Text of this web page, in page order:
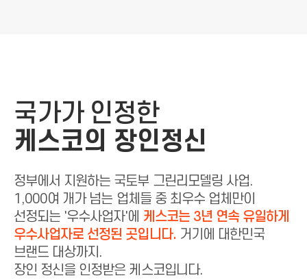
국가가 인정한
케스코의 장인정신
정부에서 지원하는 국토부 그린리모델링 사업.
1,000여 개가 넘는 업체들 중 최우수 업체만이
선정되는 '우수사업자'에 케스코는 3년 연속 유일하게
우수사업자로 선정된 곳입니다.거기에 대한민국
브랜드 대상까지.
장인 정신을 인정받은 케스코입니다.